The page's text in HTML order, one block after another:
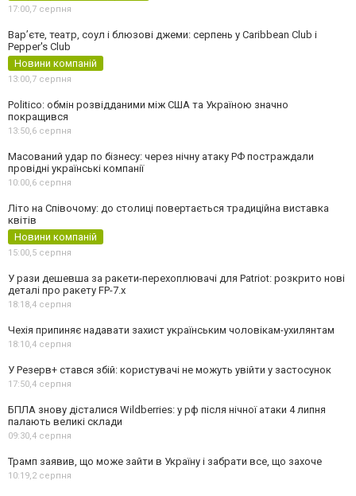
17:00,7 серпня
Вар’єте, театр, соул і блюзові джеми: серпень у Caribbean Club і
Pepper's Club
Новини компаній
13:00,7 серпня
Politico: обмін розвідданими між США та Україною значно
покращився
13:50,6 серпня
Масований удар по бізнесу: через нічну атаку РФ постраждали
провідні українські компанії
10:00,6 серпня
Літо на Співочому: до столиці повертається традиційна виставка
квітів
Новини компаній
15:00,5 серпня
У рази дешевша за ракети-перехоплювачі для Patriot: розкрито нові
деталі про ракету FP-7.x
18:18,4 серпня
Чехія припиняє надавати захист українським чоловікам-ухилянтам
18:10,4 серпня
У Резерв+ стався збій: користувачі не можуть увійти у застосунок
17:50,4 серпня
БПЛА знову дісталися Wildberries: у рф після нічної атаки 4 липня
палають великі склади
09:30,4 серпня
Трамп заявив, що може зайти в Україну і забрати все, що захоче
10:19,2 серпня